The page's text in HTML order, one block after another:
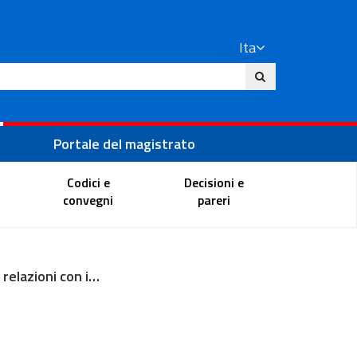
Ita
Portale del magistrato
Codici e
convegni
Decisioni e
pareri
Ufficio relazioni con il pubblico